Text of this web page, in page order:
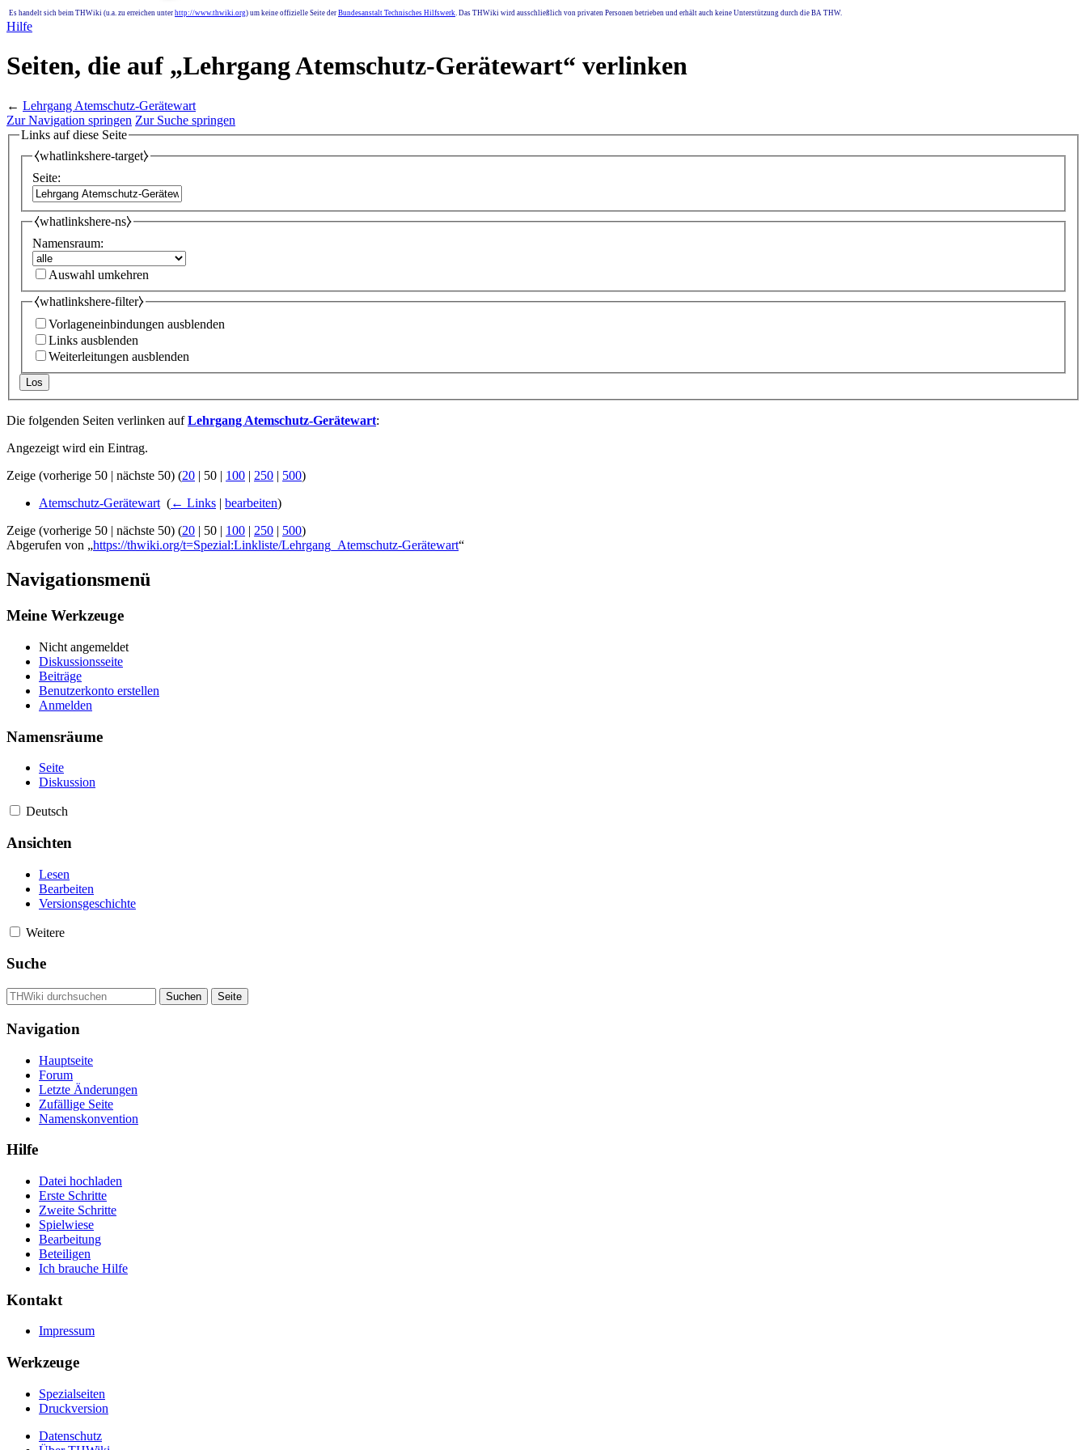
Es handelt sich beim THWiki (u.a. zu erreichen unter http://www.thwiki.org) um keine offizielle Seite der Bundesanstalt Technisches Hilfswerk. Das THWiki wird ausschließlich von privaten Personen betrieben und erhält auch keine Unterstützung durch die BA THW.
Hilfe
Seiten, die auf „Lehrgang Atemschutz-Gerätewart“ verlinken
← Lehrgang Atemschutz-Gerätewart
Zur Navigation springen Zur Suche springen
Links auf diese Seite
⧼whatlinkshere-target⧽
Seite:
⧼whatlinkshere-ns⧽
Namensraum:
Auswahl umkehren
⧼whatlinkshere-filter⧽
Vorlageneinbindungen ausblenden
Links ausblenden
Weiterleitungen ausblenden
Los
Die folgenden Seiten verlinken aufLehrgang Atemschutz-Gerätewart:
Angezeigt wird ein Eintrag.
Zeige (vorherige 50 | nächste 50) (20 | 50 | 100 | 250 | 500)
Atemschutz-Gerätewart (← Links | bearbeiten)
Zeige (vorherige 50 | nächste 50) (20 | 50 | 100 | 250 | 500)
Abgerufen von „https://thwiki.org/t=Spezial:Linkliste/Lehrgang_Atemschutz-Gerätewart“
Navigationsmenü
Meine Werkzeuge
Nicht angemeldet
Diskussionsseite
Beiträge
Benutzerkonto erstellen
Anmelden
Namensräume
Seite
Diskussion
Deutsch
Ansichten
Lesen
Bearbeiten
Versionsgeschichte
Weitere
Suche
Navigation
Hauptseite
Forum
Letzte Änderungen
Zufällige Seite
Namenskonvention
Hilfe
Datei hochladen
Erste Schritte
Zweite Schritte
Spielwiese
Bearbeitung
Beteiligen
Ich brauche Hilfe
Kontakt
Impressum
Werkzeuge
Spezialseiten
Druckversion
Datenschutz